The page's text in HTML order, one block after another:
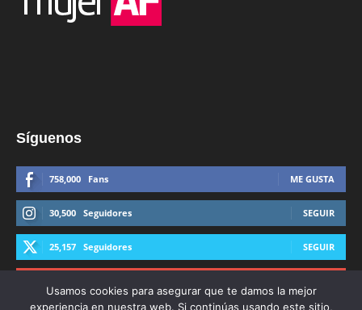
Síguenos
758,000 Fans ME GUSTA
30,500 Seguidores SEGUIR
25,157 Seguidores SEGUIR
Usamos cookies para asegurar que te damos la mejor
experiencia en nuestra web. Si continúas usando este sitio,